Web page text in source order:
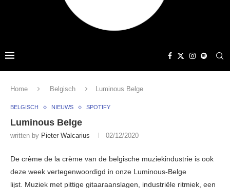
Home Belgisch Luminous Belge
BELGISCH NIEUWS SPOTIFY
Luminous Belge
written by Pieter Walcarius 02/12/2020
De crème de la crème van de belgische muziekindustrie is ook
deze week vertegenwoordigd in onze Luminous-Belge
lijst. Muziek met pittige gitaaraanslagen, industriële ritmiek, een